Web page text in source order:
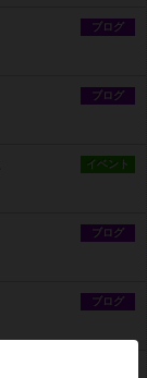
ブログ
ブログ
イベント
ブログ
ブログ